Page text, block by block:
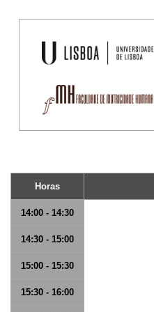
Horas
14:00 - 14:30
14:30 - 15:00
15:00 - 15:30
15:30 - 16:00